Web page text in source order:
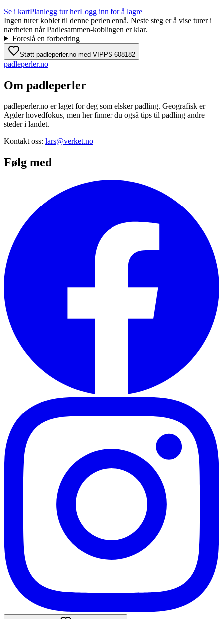
Se i kartPlanlegg tur herLogg inn for å lagre
Ingen turer koblet til denne perlen ennå. Neste steg er å vise turer i
nærheten når Padlesammen-koblingen er klar.
Foreslå en forbedring
Støtt padleperler.no med VIPPS 608182
padleperler.no
Om padleperler
padleperler.no er laget for deg som elsker padling. Geografisk er
Agder hovedfokus, men her finner du også tips til padling andre
steder i landet.
Kontakt oss: lars@verket.no
Følg med